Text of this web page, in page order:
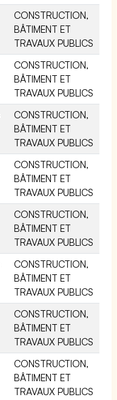
CONSTRUCTION,
BÂTIMENT ET
TRAVAUX PUBLICS
CONSTRUCTION,
BÂTIMENT ET
TRAVAUX PUBLICS
CONSTRUCTION,
BÂTIMENT ET
TRAVAUX PUBLICS
CONSTRUCTION,
BÂTIMENT ET
TRAVAUX PUBLICS
CONSTRUCTION,
BÂTIMENT ET
TRAVAUX PUBLICS
CONSTRUCTION,
BÂTIMENT ET
TRAVAUX PUBLICS
CONSTRUCTION,
BÂTIMENT ET
TRAVAUX PUBLICS
CONSTRUCTION,
BÂTIMENT ET
TRAVAUX PUBLICS